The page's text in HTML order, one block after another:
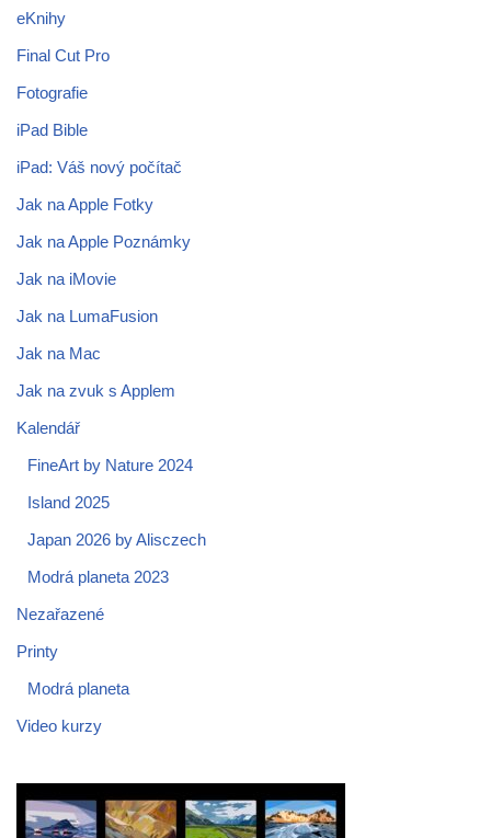
eKnihy
Final Cut Pro
Fotografie
iPad Bible
iPad: Váš nový počítač
Jak na Apple Fotky
Jak na Apple Poznámky
Jak na iMovie
Jak na LumaFusion
Jak na Mac
Jak na zvuk s Applem
Kalendář
FineArt by Nature 2024
Island 2025
Japan 2026 by Alisczech
Modrá planeta 2023
Nezařazené
Printy
Modrá planeta
Video kurzy